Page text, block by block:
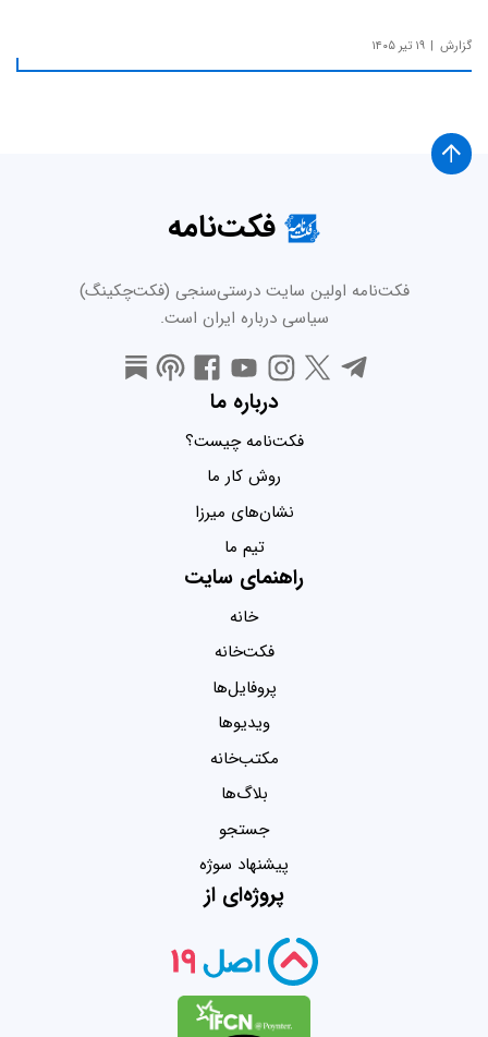
گزارش ۱۹ تیر ۱۴۰۵
فکت‌نامه
فکت‌نامه اولین سایت درستی‌سنجی (فکت‌چکینگ)
سیاسی درباره ایران است.
درباره ما
فکت‌نامه چیست؟
روش کار ما
نشان‌های میرزا
تیم ما
راهنمای سایت
خانه
فکت‌خانه
پروفایل‌ها
ویدیو‌ها
مکتب‌خانه
بلاگ‌ها
جستجو
پیشنهاد سوژه
پروژه‌ای از